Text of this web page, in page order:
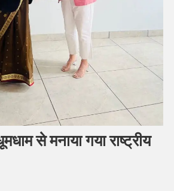
से मनाया गया राष्ट्रीय